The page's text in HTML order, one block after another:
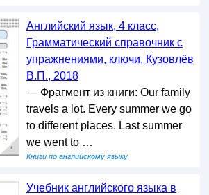
Английский язык, 4 класс,
Грамматический справочник с
упражнениями, ключи, Кузовлёв
В.П., 2018
— Фрагмент из книги: Our family
travels a lot. Every summer we go
to different places. Last summer
we went to …
Книги по английскому языку
Учебник английского языка в